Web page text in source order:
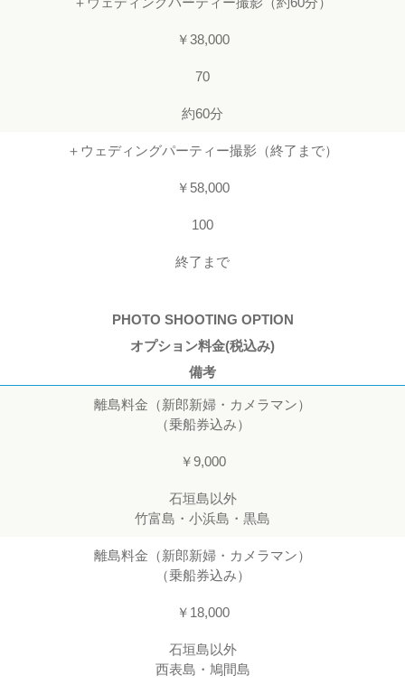
￥38,000
70
約60分
＋ウェディングパーティー撮影（終了まで）
￥58,000
100
終了まで
PHOTO SHOOTING OPTION
オプション料金(税込み)
備考
離島料金（新郎新婦・カメラマン）
（乗船券込み）
￥9,000
石垣島以外
竹富島・小浜島・黒島
離島料金（新郎新婦・カメラマン）
（乗船券込み）
￥18,000
石垣島以外
西表島・鳩間島